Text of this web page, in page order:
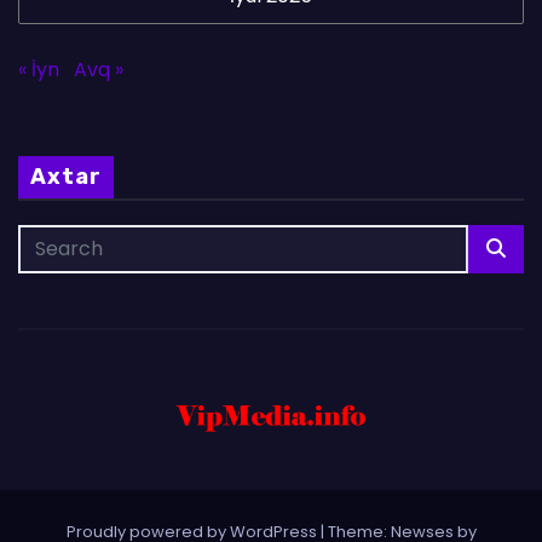
« İyn Avq »
Axtar
Proudly powered by WordPress | Theme: Newses by